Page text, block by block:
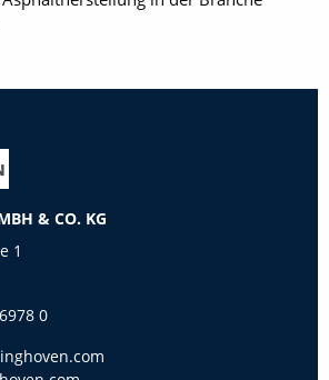
& CO. KG
1
0